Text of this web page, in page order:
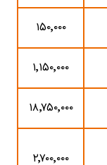
۱۵۰٬۰۰۰
۱٬۱۵۰٬۰۰۰
۱۸٬۷۵۰٬۰۰۰
۲٬۷۰۰٬۰۰۰